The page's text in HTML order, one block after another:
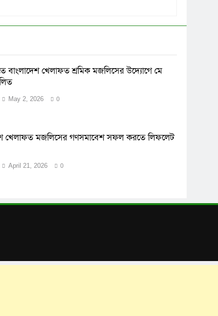
বাংলাদেশ খেলাফত শ্রমিক মজলিসের উদ্যোগে মে
May 2, 2026 0
খেলাফত মজলিসের গণসমাবেশ সফল করতে লিফলেট
April 21, 2026 0